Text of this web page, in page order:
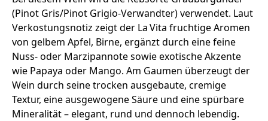
(Pinot Gris/Pinot Grigio‑Verwandter) verwendet. Laut
Verkostungsnotiz zeigt der La Vita fruchtige Aromen
von gelbem Apfel, Birne, ergänzt durch eine feine
Nuss‑ oder Marzipannote sowie exotische Akzente
wie Papaya oder Mango. Am Gaumen überzeugt der
Wein durch seine trocken ausgebaute, cremige
Textur, eine ausgewogene Säure und eine spürbare
Mineralität – elegant, rund und dennoch lebendig.